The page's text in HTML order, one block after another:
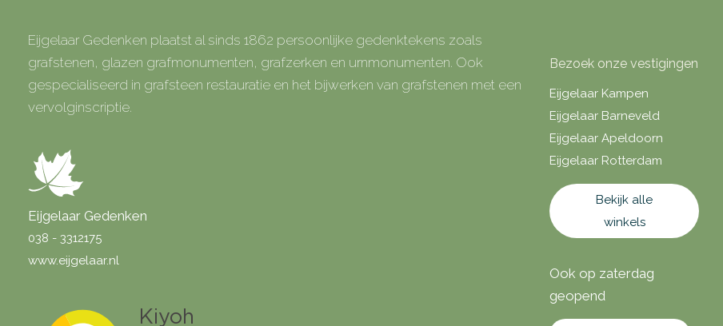
Eijgelaar Gedenken plaatst al sinds 1862 persoonlijke gedenktekens zoals
grafstenen, glazen grafmonumenten, grafzerken en urnmonumenten. Ook
gespecialiseerd in grafsteen restauratie en het bijwerken van grafstenen met een
vervolginscriptie.
Eijgelaar Gedenken
038 - 3312175
www.eijgelaar.nl
Bezoek onze vestigingen
Eijgelaar Kampen
Eijgelaar Barneveld
Eijgelaar Apeldoorn
Eijgelaar Rotterdam
Bekijk alle
winkels
Ook op zaterdag
geopend